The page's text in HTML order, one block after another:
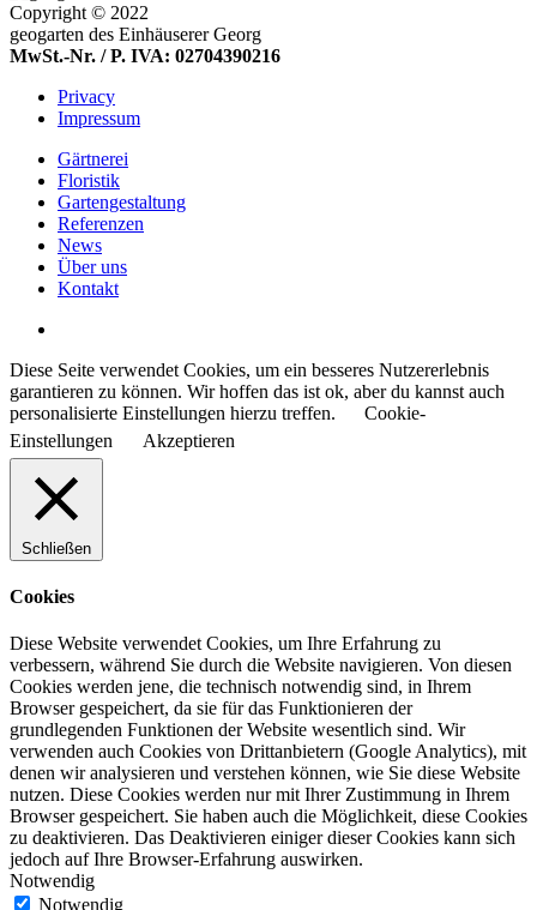
Copyright © 2022
geogarten des Einhäuserer Georg
MwSt.-Nr. / P. IVA: 02704390216
Privacy
Impressum
Gärtnerei
Floristik
Gartengestaltung
Referenzen
News
Über uns
Kontakt
Diese Seite verwendet Cookies, um ein besseres Nutzererlebnis
garantieren zu können. Wir hoffen das ist ok, aber du kannst auch
personalisierte Einstellungen hierzu treffen.
Cookie-
Einstellungen
Akzeptieren
Schließen
Cookies
Diese Website verwendet Cookies, um Ihre Erfahrung zu
verbessern, während Sie durch die Website navigieren. Von diesen
Cookies werden jene, die technisch notwendig sind, in Ihrem
Browser gespeichert, da sie für das Funktionieren der
grundlegenden Funktionen der Website wesentlich sind. Wir
verwenden auch Cookies von Drittanbietern (Google Analytics), mit
denen wir analysieren und verstehen können, wie Sie diese Website
nutzen. Diese Cookies werden nur mit Ihrer Zustimmung in Ihrem
Browser gespeichert. Sie haben auch die Möglichkeit, diese Cookies
zu deaktivieren. Das Deaktivieren einiger dieser Cookies kann sich
jedoch auf Ihre Browser-Erfahrung auswirken.
Notwendig
Notwendig